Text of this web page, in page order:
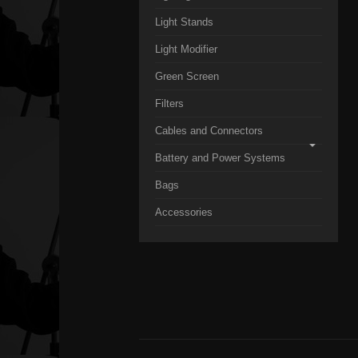
Light Stands
Light Modifier
Green Screen
Filters
Cables and Connectors
Battery and Power Systems
Bags
Accessories